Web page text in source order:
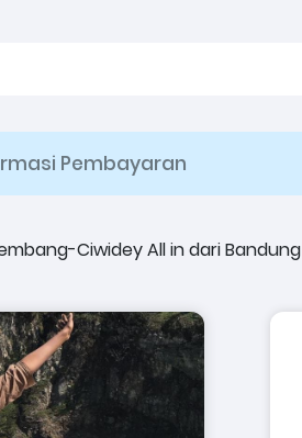
Pembayaran
Ciwidey All in dari Bandung